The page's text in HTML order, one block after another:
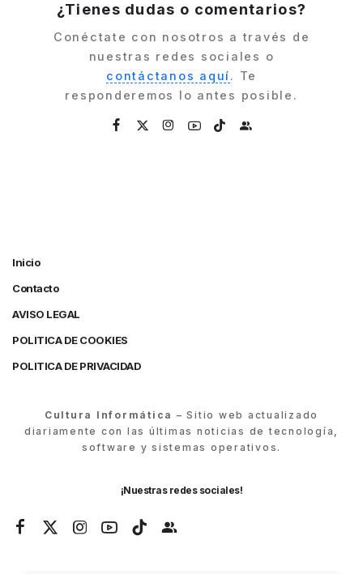
¿Tienes dudas o comentarios?
Conéctate con nosotros a través de
nuestras redes sociales o
contáctanos aquí. Te
responderemos lo antes posible.
Inicio
Contacto
AVISO LEGAL
POLITICA DE COOKIES
POLITICA DE PRIVACIDAD
Cultura Informática – Sitio web actualizado
diariamente con las últimas noticias de tecnología,
software y sistemas operativos.
¡Nuestras redes sociales!